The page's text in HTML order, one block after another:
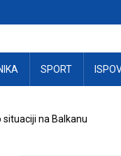
SPORT
situaciji na Balkanu